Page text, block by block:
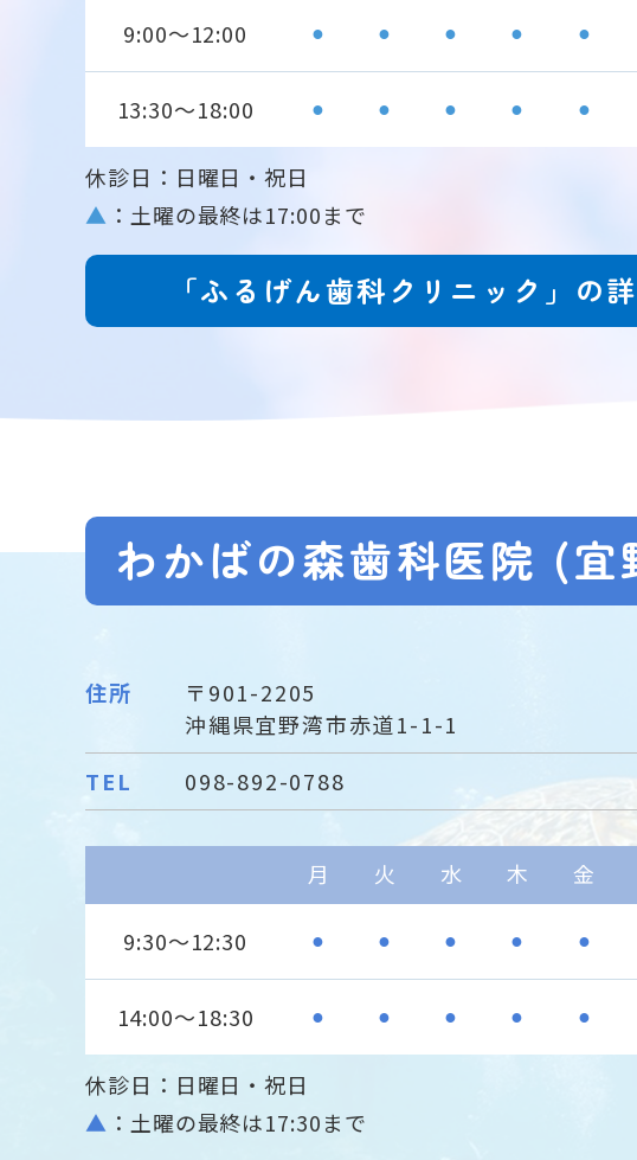
9:00～12:00 ● ● ● ● ●
13:30～18:00 ● ● ● ● ●
休診日：日曜日・祝日
▲ ：土曜の最終は17:00まで
「ふるげん歯科クリニック」の
わかばの森歯科医院 (宜
住所
〒901-2205
沖縄県宜野湾市赤道1-1-1
TEL
098-892-0788
月 火 水 木 金
9:30～12:30 ● ● ● ● ●
14:00～18:30 ● ● ● ● ●
休診日：日曜日・祝日
▲ ：土曜の最終は17:30まで